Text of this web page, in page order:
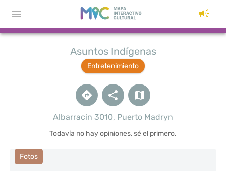
Asuntos Indígenas
Entretenimiento
Albarracin 3010, Puerto Madryn
Todavía no hay opiniones, sé el primero.
Fotos